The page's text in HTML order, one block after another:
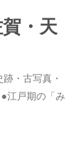
・天
・古写真・
江戸期の「み